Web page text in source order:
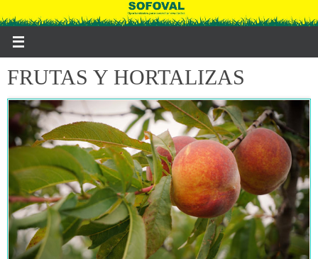
al
contenido
FRUTAS Y HORTALIZAS